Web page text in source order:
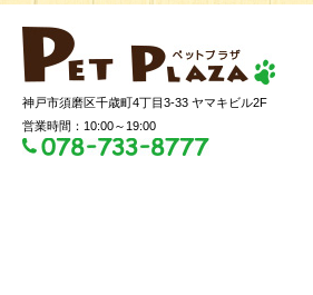
神戸市須磨区千歳町4丁目3-33 ヤマキビル2F
営業時間：10:00～19:00